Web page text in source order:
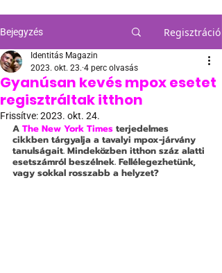
Bejegyzés Regisztráció
Gyanúsan kevés mpox esetet
regisztráltak itthon
Identitás Magazin
2023. okt. 23. 4 perc olvasás
Frissítve:2023. okt. 24.
A The New York Times terjedelmes
cikkben tárgyalja a tavalyi mpox-járvány
tanulságait. Mindeközben itthon száz alatti
esetszámról beszélnek. Fellélegezhetünk,
vagy sokkal rosszabb a helyzet?